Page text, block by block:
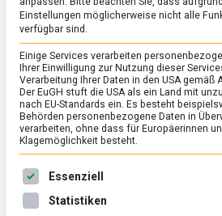
ERNÄHRUNG & GESUNDHEIT
Nicht nur zum
Münchener
14. Oktober 2022
neben Weißbier und Brezeln
die Weißwurst mit süßem Senf?
Einstellungen möglicherweise nicht alle
verfügbar sind.
Einige Services verarbeiten
Ihrer Einwilligung zur Nutzung dieser
Verarbeitung Ihrer Daten in den USA gemäß
Der EuGH stuft die USA als ein Land mit
nach EU-Standards ein. Es besteht
Behörden personenbezogene Daten in
verarbeiten, ohne dass für Europäerinnen
Klagemöglichkeit besteht.
Es folgt eine Liste der Service-
Essenziell
Statistiken